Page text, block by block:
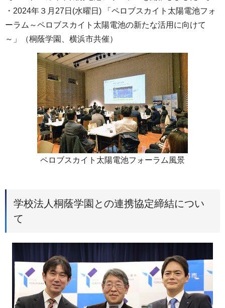
・2024年３月27日(水曜日) 「ペロブスカイト太陽電池フォ
ーラム～ペロブスカイト太陽電池の新たな活用に向けて
～」（桐蔭学園、横浜市共催）
ペロブスカイト太陽電池フォーラム風景
学校法人桐蔭学園との連携協定締結につい
て